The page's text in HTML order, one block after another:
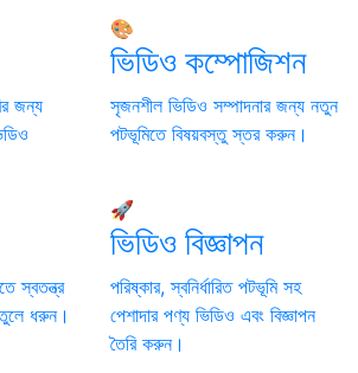
জন্য
🎨
ভিডিও কম্পোজিশন
সৃজনশীল ভিডিও সম্পাদনার জন্য নতুন
পটভূমিতে বিষয়বস্তু স্তর করুন।
স্বতন্ত্র
ধরুন।
🚀
ভিডিও বিজ্ঞাপন
পরিষ্কার, স্বনির্ধারিত পটভূমি সহ
পেশাদার পণ্য ভিডিও এবং বিজ্ঞাপন
তৈরি করুন।